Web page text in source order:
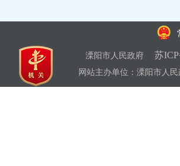
溧阳市人民政府 苏
网站主办单位：溧阳市人